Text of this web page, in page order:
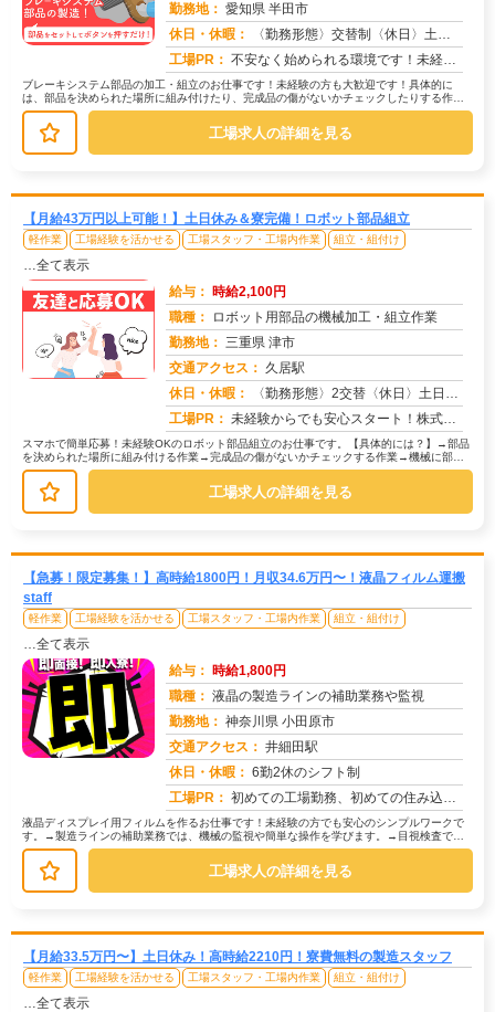
勤務地： 愛知県 半田市
休日・休暇：
〈勤務形態〉交替制〈休日〉土日★ＧＷ★夏季休暇★冬季休暇★年末年始
工場PR： 不安なく始められる環境です！未経験の方、ブランクのある方も大歓迎！充実の研修でしっかりサポートします。20代、30...
ブレーキシステム部品の加工・組立のお仕事です！未経験の方も大歓迎です！具体的に
は、部品を決められた場所に組み付けたり、完成品の傷がないかチェックしたりする作業
が中心です。中には、部品をセットして...
工場求人の詳細を見る
【月給43万円以上可能！】土日休み＆寮完備！ロボット部品組立
軽作業 工場経験を活かせる 工場スタッフ・工場内作業 組立・組付け
…全て表示
給与： 時給2,100円
職種：
ロボット用部品の機械加工・組立作業
勤務地： 三重県 津市
交通アクセス： 久居駅
休日・休暇：
〈勤務形態〉2交替〈休日〉土日休み※職場カレンダーによる
工場PR： 未経験からでも安心スタート！株式会社京栄センターで新しい一歩を踏み出しませんか？→経験・学歴・スキルは一切不問です...
スマホで簡単応募！未経験OKのロボット部品組立のお仕事です。【具体的には？】→部品
を決められた場所に組み付ける作業→完成品の傷がないかチェックする作業→機械に部品
をセットしてボタンを押すだけの作...
工場求人の詳細を見る
【急募！限定募集！】高時給1800円！月収34.6万円〜！液晶フィルム運搬
staff
軽作業 工場経験を活かせる 工場スタッフ・工場内作業 組立・組付け
…全て表示
給与： 時給1,800円
職種： 液晶の製造ラインの補助業務や監視
勤務地： 神奈川県 小田原市
交通アクセス： 井細田駅
休日・休暇： 6勤2休のシフト制
工場PR： 初めての工場勤務、初めての住み込み…不安は尽きないですよね。でも大丈夫！株式会社京栄センターなら、あなたをしっかり...
液晶ディスプレイ用フィルムを作るお仕事です！未経験の方でも安心のシンプルワークで
す。→製造ラインの補助業務では、機械の監視や簡単な操作を学びます。→目視検査で
は、製品に傷や汚れがないか確認します...
工場求人の詳細を見る
【月給33.5万円〜】土日休み！高時給2210円！寮費無料の製造スタッフ
軽作業 工場経験を活かせる 工場スタッフ・工場内作業 組立・組付け
…全て表示